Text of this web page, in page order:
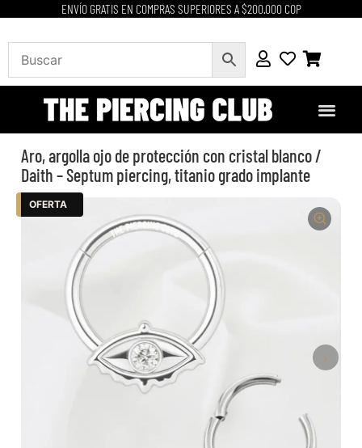
ENVÍO GRATIS EN COMPRAS SUPERIORES A $200.000 COP
Aro, argolla ojo de protección con cristal blanco /
Daith – Septum piercing, titanio grado implante
OFERTA
›